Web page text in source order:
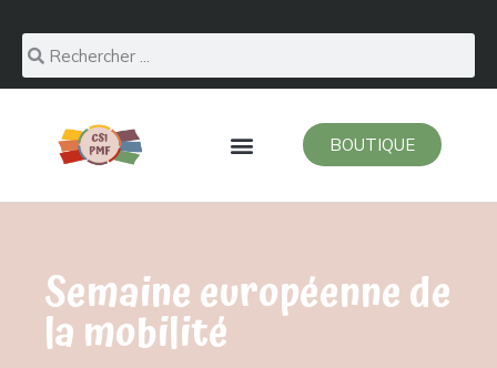
BOUTIQUE
Semaine européenne de
la mobilité